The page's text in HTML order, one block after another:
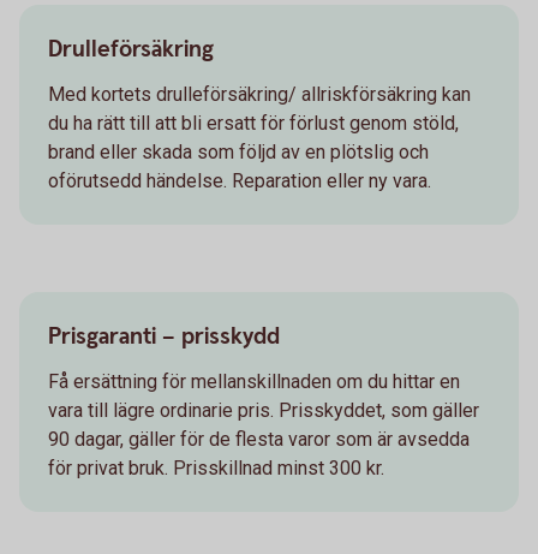
Drulleförsäkring
Med kortets drulleförsäkring/ allriskförsäkring kan
du ha rätt till att bli ersatt för förlust genom stöld,
brand eller skada som följd av en plötslig och
oförutsedd händelse. Reparation eller ny vara.
Prisgaranti – prisskydd
Få ersättning för mellanskillnaden om du hittar en
vara till lägre ordinarie pris. Prisskyddet, som gäller
90 dagar, gäller för de flesta varor som är avsedda
för privat bruk. Prisskillnad minst 300 kr.